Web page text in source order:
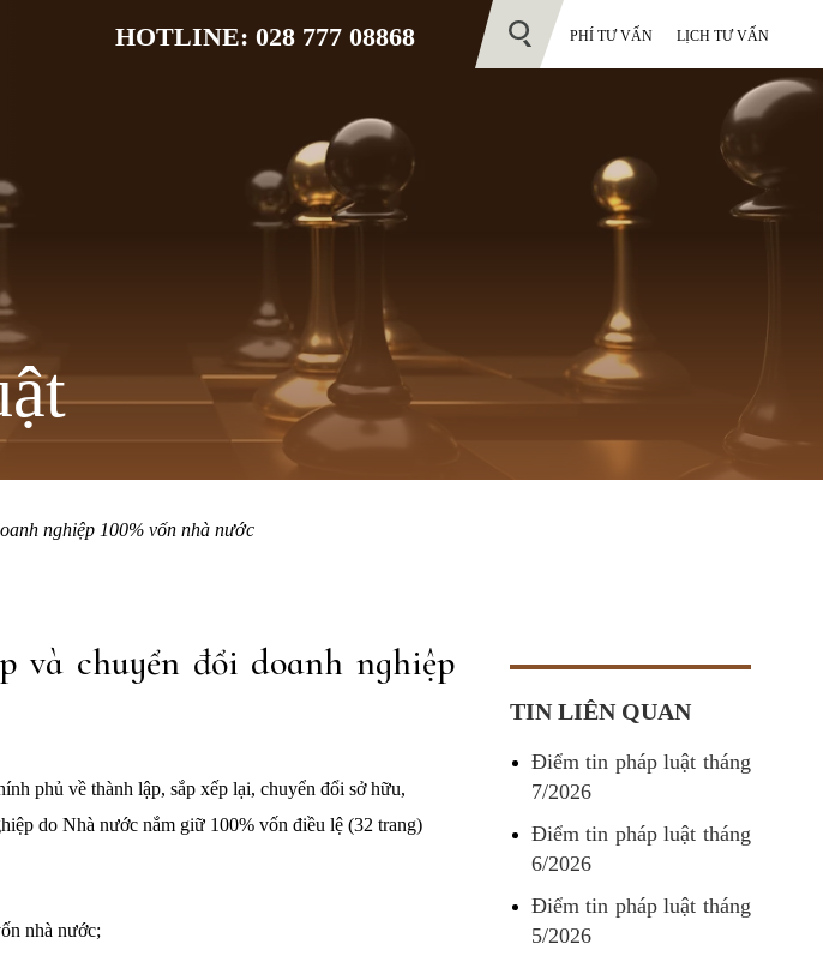
HOTLINE: 028 777 08868 PHÍ TƯ VẤN LỊCH TƯ VẤN
nghiệp 100% vốn nhà nước
và chuyển đổi doanh nghiệp
phủ về thành lập, sắp xếp lại, chuyển đổi sở hữu,
do Nhà nước nắm giữ 100% vốn điều lệ (32 trang)
nhà nước;
TIN LIÊN QUAN
Điểm tin pháp luật tháng
7/2026
Điểm tin pháp luật tháng
6/2026
Điểm tin pháp luật tháng
5/2026